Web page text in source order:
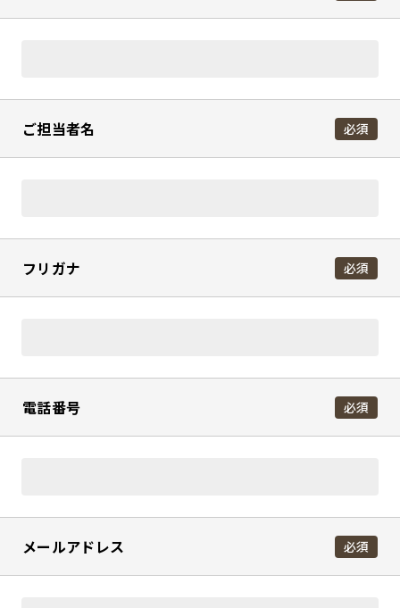
ご担当者名 必須
フリガナ 必須
電話番号 必須
メールアドレス 必須